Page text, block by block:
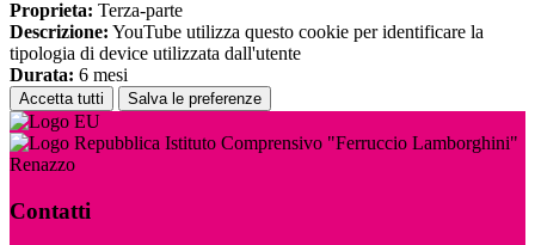
Proprieta: Terza-parte
Descrizione: YouTube utilizza questo cookie per identificare la
tipologia di device utilizzata dall'utente
Durata: 6 mesi
Accetta tutti Salva le preferenze
Istituto Comprensivo "Ferruccio Lamborghini"
Renazzo
Contatti